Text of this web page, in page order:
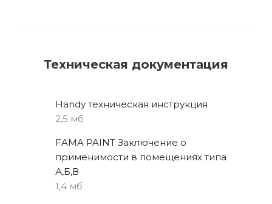
Техническая документация
Handy техническая инструкция
2,5 мб
FAMA PAINT Заключение о
применимости в помещениях типа
А,Б,В
1,4 мб